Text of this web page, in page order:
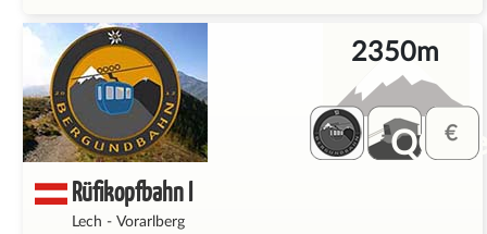
Rüfikopfbahn I
Lech - Vorarlberg
2350m